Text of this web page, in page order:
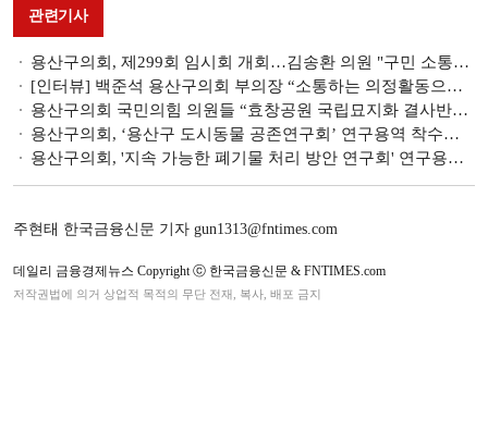
관련기사
용산구의회, 제299회 임시회 개회…김송환 의원 "구민 소통없는 효창공원 국립묘지화 반대"
[인터뷰] 백준석 용산구의회 부의장 “소통하는 의정활동으로 구민 삶의 질 높일 것”
용산구의회 국민의힘 의원들 “효창공원 국립묘지화 결사반대”
용산구의회, ‘용산구 도시동물 공존연구회’ 연구용역 착수보고회 개최
용산구의회, '지속 가능한 폐기물 처리 방안 연구회' 연구용역 착수보고회 개최
주현태 한국금융신문 기자 gun1313@fntimes.com
데일리 금융경제뉴스 Copyright ⓒ 한국금융신문 & FNTIMES.com
저작권법에 의거 상업적 목적의 무단 전재, 복사, 배포 금지